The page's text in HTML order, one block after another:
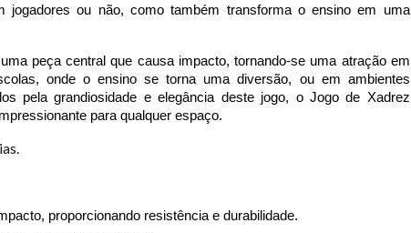
jogadores ou não, como também transforma o ensino em uma
peça central que causa impacto, tornando-se uma atração em
onde o ensino se torna uma diversão, ou em ambientes
pela grandiosidade e elegância deste jogo, o Jogo de Xadrez
para qualquer espaço.
proporcionando resistência e durabilidade.